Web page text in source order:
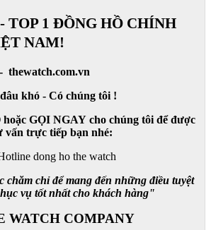
TOP 1 ĐỒNG HỒ CHÍNH
NAM!
- thewatch.com.vn
khó - Có chúng tôi !
GỌI NGAY cho chúng tôi để được
vấn trực tiếp bạn nhé:
chăm chỉ để mang đến những điều tuyệt
vụ tốt nhất cho khách hàng"
WATCH COMPANY